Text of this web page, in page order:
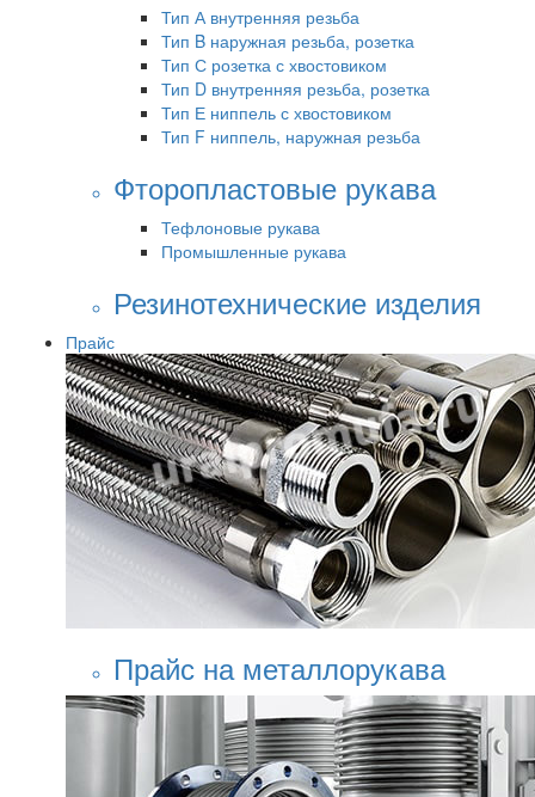
Тип А внутренняя резьба
Тип B наружная резьба, розетка
Тип С розетка с хвостовиком
Тип D внутренняя резьба, розетка
Тип Е ниппель с хвостовиком
Тип F ниппель, наружная резьба
Фторопластовые рукава
Тефлоновые рукава
Промышленные рукава
Резинотехнические изделия
Прайс
Прайс на металлорукава